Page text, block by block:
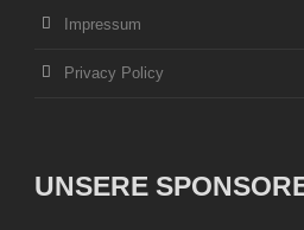
Impressum
Privacy Policy
UNSERE